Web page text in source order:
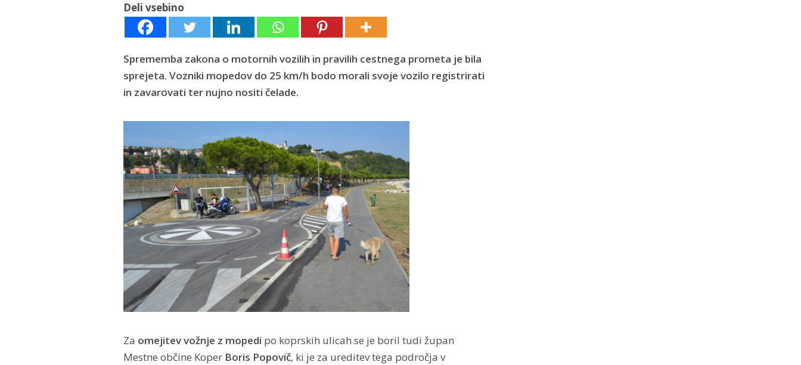
Deli vsebino
Sprememba zakona o motornih vozilih in pravilih cestnega prometa je bila
sprejeta. Vozniki mopedov do 25 km/h bodo morali svoje vozilo registrirati
in zavarovati ter nujno nositi čelade.
Za omejitev vožnje z mopedi po koprskih ulicah se je boril tudi župan
Mestne občine Koper Boris Popovič, ki je za ureditev tega področja v